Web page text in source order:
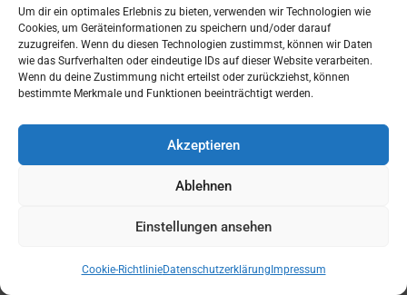
Um dir ein optimales Erlebnis zu bieten, verwenden wir Technologien wie
Cookies, um Geräteinformationen zu speichern und/oder darauf
zuzugreifen. Wenn du diesen Technologien zustimmst, können wir Daten
wie das Surfverhalten oder eindeutige IDs auf dieser Website verarbeiten.
Wenn du deine Zustimmung nicht erteilst oder zurückziehst, können
bestimmte Merkmale und Funktionen beeinträchtigt werden.
Akzeptieren
Ablehnen
Einstellungen ansehen
Cookie-RichtlinieDatenschutzerklärung Impressum
und das Wohlbefinden zu verbessern.
Expertenmeinungen: Ärztliche und therapeutische
Sichtweisen
Bewertung und Empfehlung somatischer Übungen. Ihre
Expertenmeinungenbasieren auf langjähriger Erfahrung
und Fachwissen im Bereich der körperlichen und
geistigen Gesundheit. Viele Experten erkennen die
empfehlen sie als Ergänzung zu anderen